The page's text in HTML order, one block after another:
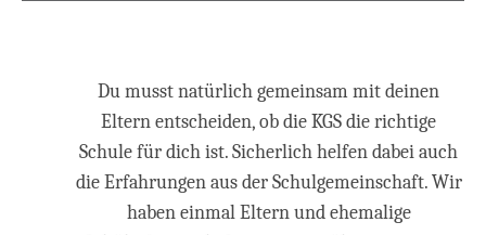
Du musst natürlich gemeinsam mit deinen
Eltern entscheiden, ob die KGS die richtige
Schule für dich ist. Sicherlich helfen dabei auch
die Erfahrungen aus der Schulgemeinschaft. Wir
haben einmal Eltern und ehemalige